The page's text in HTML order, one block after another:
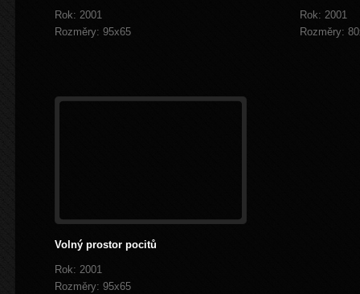
Rok: 2001
Rozměry: 95x65
Rok: 2001
Rozměry:
Volný prostor pocitů
Rok: 2001
Rozměry: 95x65